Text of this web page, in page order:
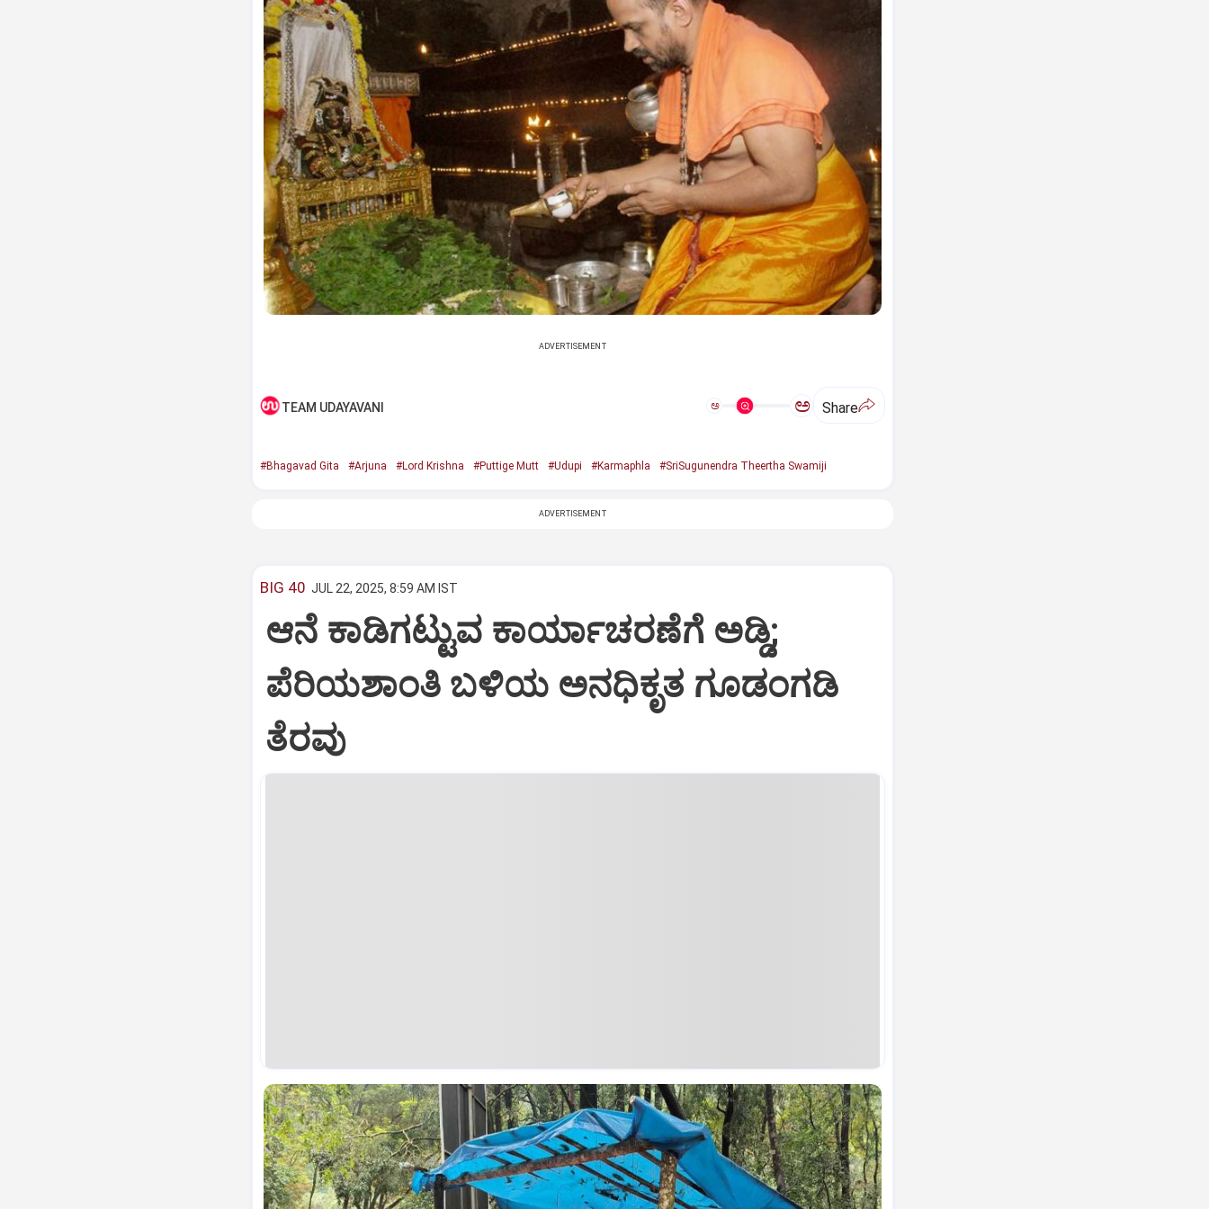
ADVERTISEMENT
TEAM UDAYAVANI ಅ ಅ Share
#Bhagavad Gita #Arjuna #Lord Krishna #Puttige Mutt #Udupi #Karmaphla #SriSugunendra Theertha Swamiji
ADVERTISEMENT
BIG 40 JUL 22, 2025, 8:59 AM IST
ಆನೆ ಕಾಡಿಗಟ್ಟುವ ಕಾರ್ಯಾಚರಣೆಗೆ ಅಡ್ಡಿ;
ಪೆರಿಯಶಾಂತಿ ಬಳಿಯ ಅನಧಿಕೃತ ಗೂಡಂಗಡಿ
ತೆರವು